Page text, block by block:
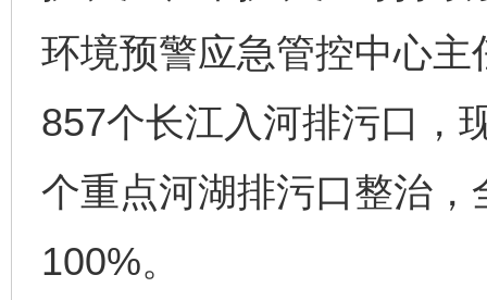
环境预警应急管控中心
857个长江入河排污口，
个重点河湖排污口整治
100%。